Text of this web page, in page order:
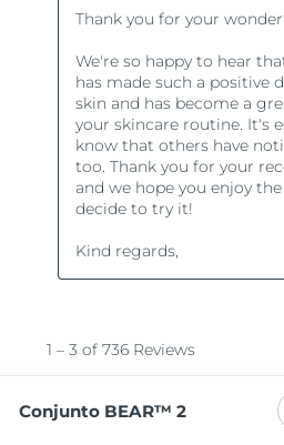
Conjunto BEAR™ 2